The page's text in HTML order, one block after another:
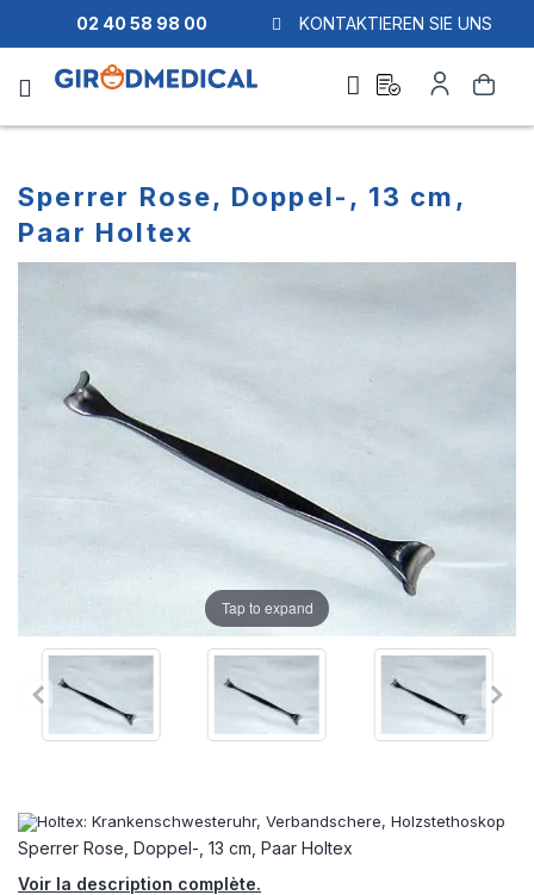
02 40 58 98 00 KONTAKTIEREN SIE UNS
Suche
quote
Konto
Sperrer Rose, Doppel-, 13 cm,
Paar Holtex
Sperrer Rose, Doppel-, 13 cm, Paar Holtex
Voir la description complète.
springen
springen
Tap to expand